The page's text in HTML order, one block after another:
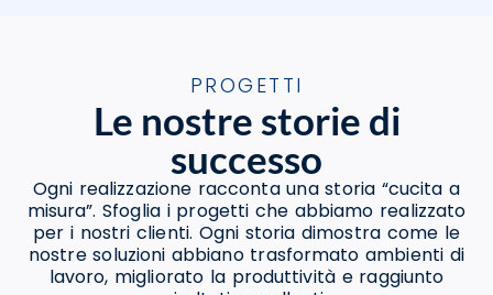
PROGETTI
Le nostre storie di
successo
Ogni realizzazione racconta una storia “cucita a
misura”. Sfoglia i progetti che abbiamo realizzato
per i nostri clienti. Ogni storia dimostra come le
nostre soluzioni abbiano trasformato ambienti di
lavoro, migliorato la produttività e raggiunto